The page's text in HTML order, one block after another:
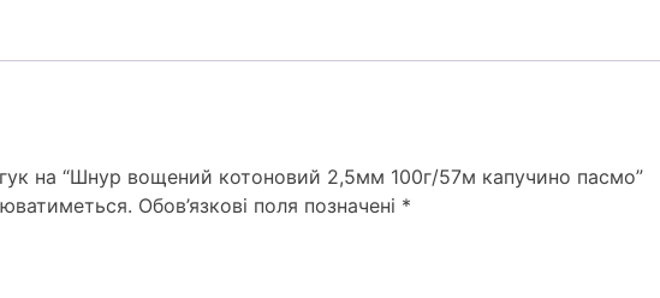
на “Шнур вощений котоновий 2,5мм 100г/57м капучино пасмо”
Обов’язкові поля позначені *